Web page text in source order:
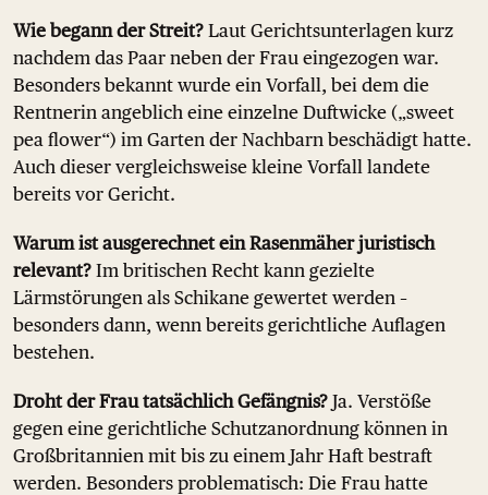
Wie begann der Streit? Laut Gerichtsunterlagen kurz
nachdem das Paar neben der Frau eingezogen war.
Besonders bekannt wurde ein Vorfall, bei dem die
Rentnerin angeblich eine einzelne Duftwicke („sweet
pea flower“) im Garten der Nachbarn beschädigt hatte.
Auch dieser vergleichsweise kleine Vorfall landete
bereits vor Gericht.
Warum ist ausgerechnet ein Rasenmäher juristisch
relevant? Im britischen Recht kann gezielte
Lärmstörungen als Schikane gewertet werden –
besonders dann, wenn bereits gerichtliche Auflagen
bestehen.
Droht der Frau tatsächlich Gefängnis? Ja. Verstöße
gegen eine gerichtliche Schutzanordnung können in
Großbritannien mit bis zu einem Jahr Haft bestraft
werden. Besonders problematisch: Die Frau hatte